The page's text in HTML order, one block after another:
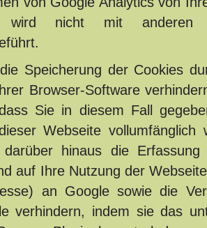
wird nicht mit anderen
Speicherung der Cookies
Browser-Software
Sie in diesem Fall
Webseite vollumfänglich
hinaus die
auf Ihre Nutzung der
an Google sowie die
verhindern, indem sie das